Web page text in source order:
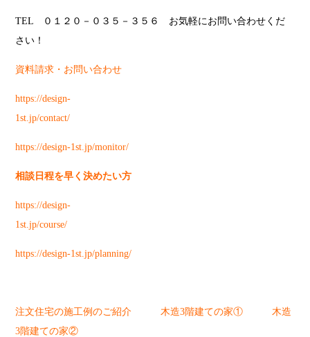
TEL ０１２０－０３５－３５６ お気軽にお問い合わせくだ
さい！
資料請求・お問い合わせ
https://design-
1st.jp/contact/
https://design-1st.jp/monitor/
相談日程を早く決めたい方
https://design-
1st.jp/course/
https://design-1st.jp/planning/
注文住宅の施工例のご紹介 木造3階建ての家①
木造
3階建ての家②